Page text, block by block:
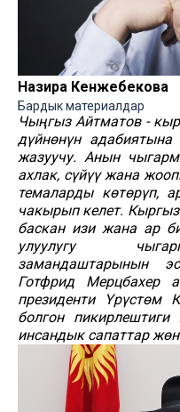
Назира Кенжебекова
Бардык материалдар
Чыңгыз Айтматов -
дүйнөнүн
жазуучу. Анын
ахлак, сүйүү жана
темаларды көтөрүп,
чакырып келет.
баскан изи жана ар
улуулугу
замандаштарынын
Готфрид Мерцбахер
президенти Үрүстөм
болгон
инсандык сапаттар